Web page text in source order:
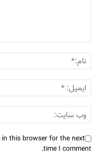
in this browser for the next
time I comment.